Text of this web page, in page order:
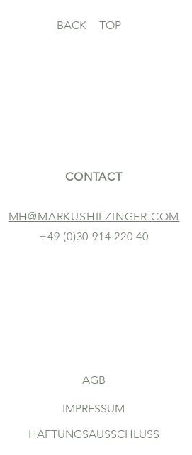
BACK TOP
CONTACT
MH@MARKUSHILZINGER.COM
+49 (0)30 914 220 40
AGB
IMPRESSUM
HAFTUNGSAUSSCHLUSS